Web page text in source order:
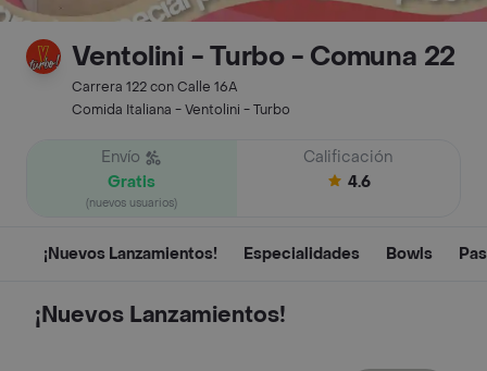
Ventolini - Turbo - Comuna 22
Carrera 122 con Calle 16A
Comida Italiana - Ventolini - Turbo
Envío
Gratis
(nuevos usuarios)
Calificación
4.6
¡Nuevos Lanzamientos! Especialidades Bowls
¡Nuevos Lanzamientos!